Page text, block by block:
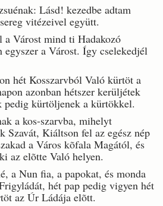
Lásd! kezedbe adtam
vitézeivel együtt.
Várost mind ti Hadakozó
egyszer a Várost. Így cselekedjél
hét Kosszarvból Való kürtöt a
azonban hétszer kerüljétek
pedig kürtöljenek a kürtökkel.
a kos-szarvba, mihelyt
Szavát, Kiáltson fel az egész nép
a Város kõfala Magától, és
az elõtte Való helyen.
a Nun fia, a papokat, és monda
hét pap pedig vigyen hét
az Úr Ládája elõtt.